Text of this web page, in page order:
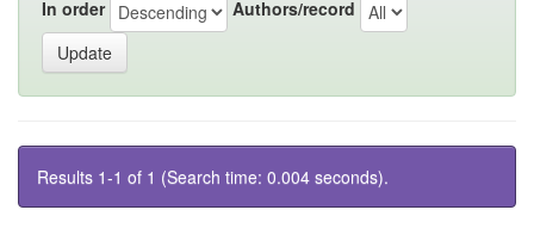
In order Authors/record
Results 1-1 of 1 (Search time: 0.004 seconds).